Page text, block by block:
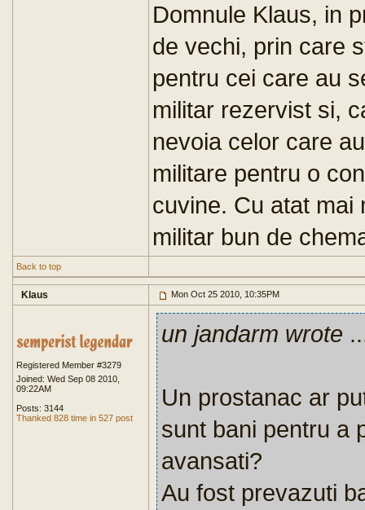
Domnule Klaus, in
de vechi, prin care
pentru cei care au
militar rezervist si,
nevoia celor care
militare pentru o
cuvine. Cu atat mai
militar bun de
Back to top
Klaus Mon Oct 25 2010, 10:35PM
Registered Member #3279
Joined: Wed Sep 08 2010,
09:22AM
Posts: 3144
Thanked 828 time in 527 post
un jandarm wrote
Un prostanac ar
sunt bani pentru a
avansati?
Au fost prevazuti